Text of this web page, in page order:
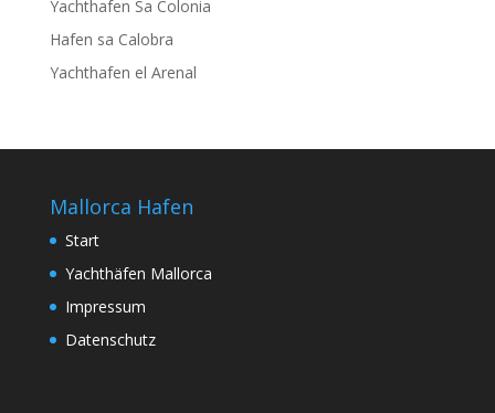
Yachthafen Sa Colonia
Hafen sa Calobra
Yachthafen el Arenal
Mallorca Hafen
Start
Yachthäfen Mallorca
Impressum
Datenschutz